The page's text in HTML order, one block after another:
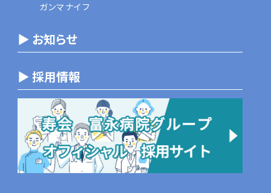
ガンマナイフ
▶ お知らせ
▶ 採用情報